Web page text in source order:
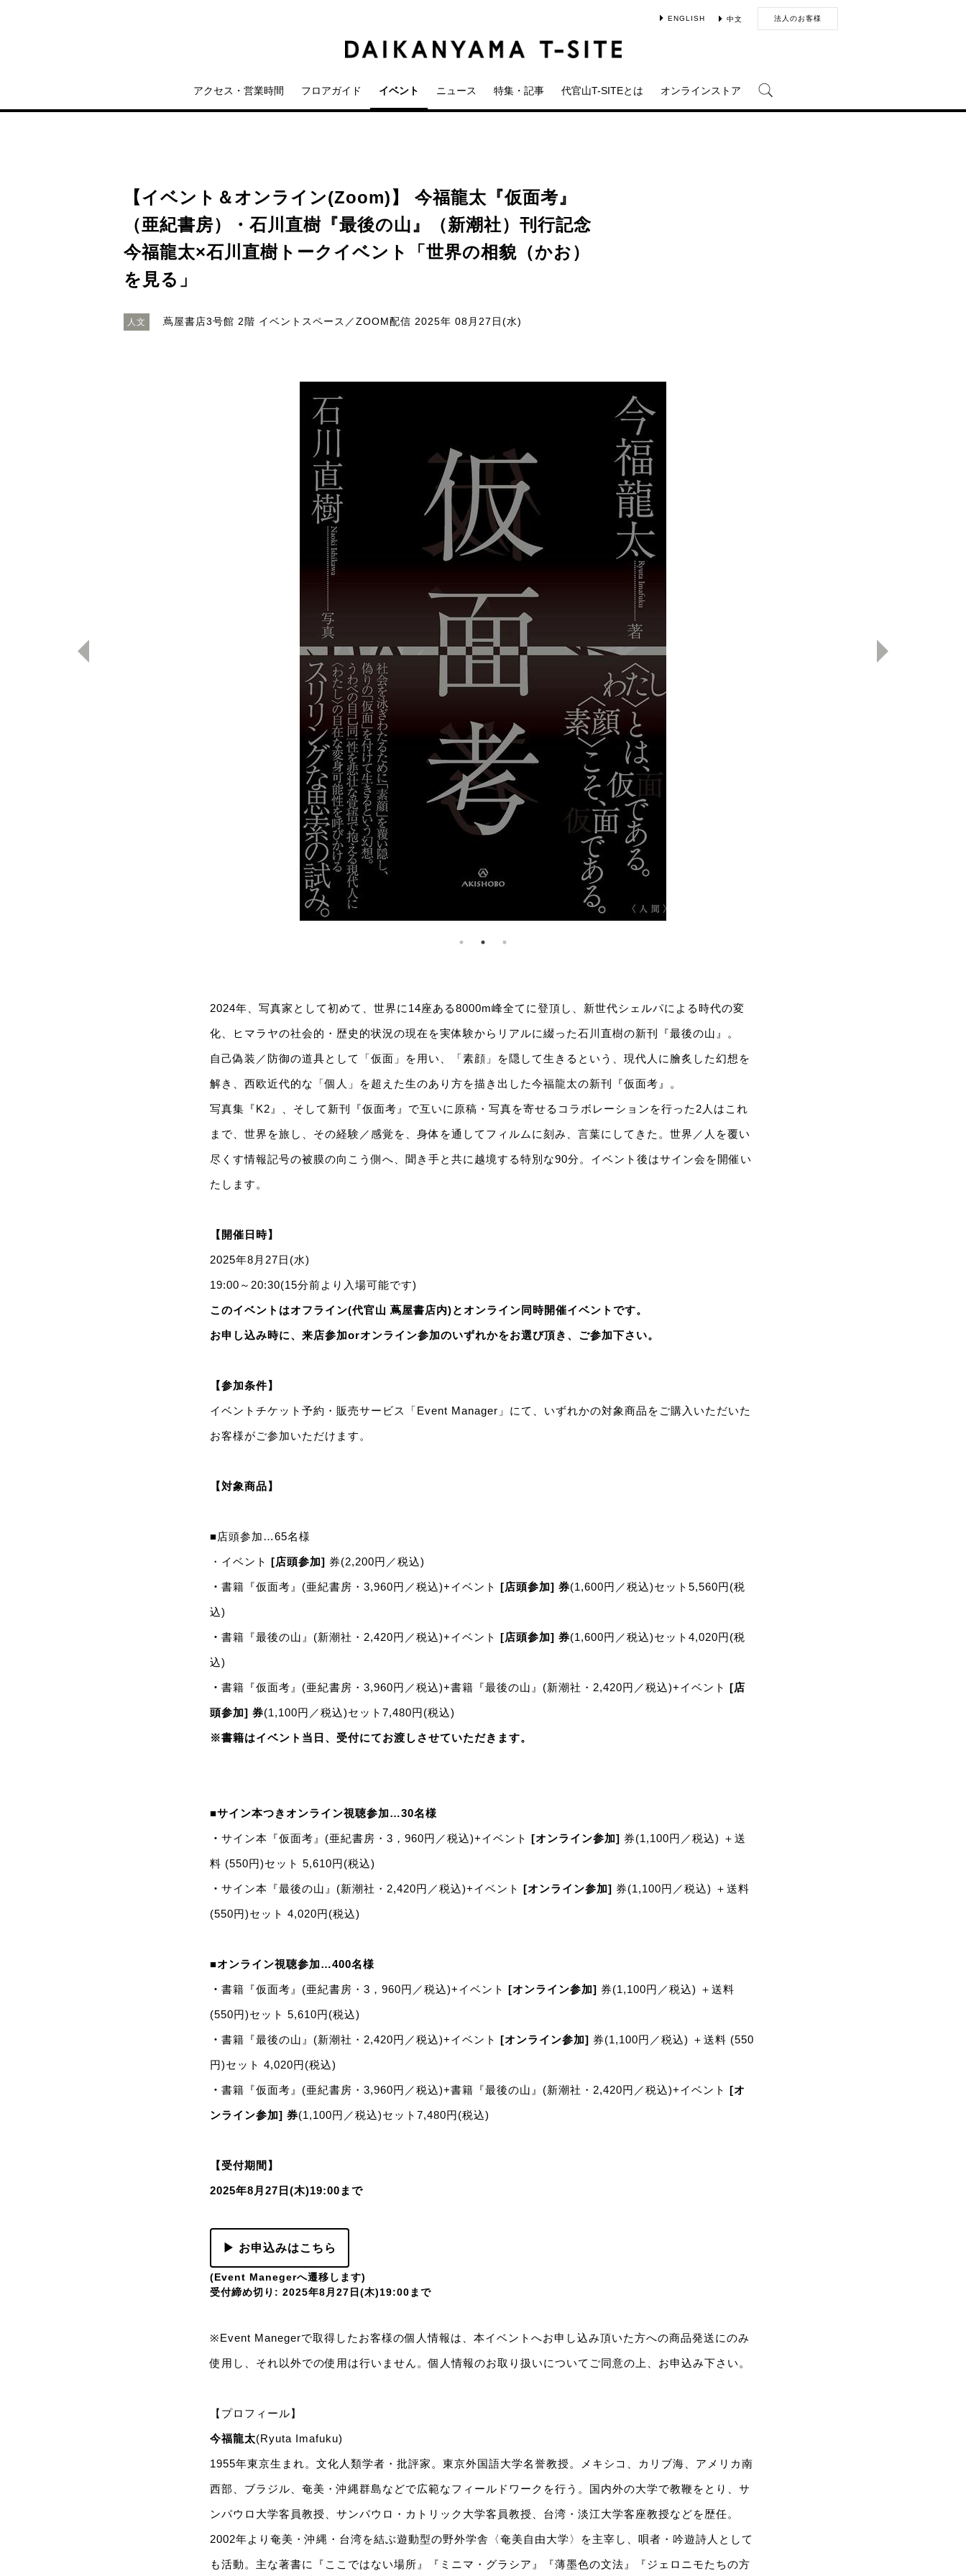
ENGLISH 中文 法人のお客様
アクセス・営業時間 フロアガイド イベント ニュース 特集・記事 代官山T-SITEとは オンラインストア
【イベント＆オンライン(Zoom)】 今福龍太『仮面考』
（亜紀書房）・石川直樹『最後の山』（新潮社）刊行記念
今福龍太×石川直樹トークイベント「世界の相貌（かお）
を見る」
人文 蔦屋書店3号館 2階 イベントスペース／ZOOM配信 2025年 08月27日(水)
2024年、写真家として初めて、世界に14座ある8000m峰全てに登頂し、新世代シェルパによる時代の変
化、ヒマラヤの社会的・歴史的状況の現在を実体験からリアルに綴った石川直樹の新刊『最後の山』。
自己偽装／防御の道具として「仮面」を用い、「素顔」を隠して生きるという、現代人に膾炙した幻想を
解き、西欧近代的な「個人」を超えた生のあり方を描き出した今福龍太の新刊『仮面考』。
写真集『K2』、そして新刊『仮面考』で互いに原稿・写真を寄せるコラボレーションを行った2人はこれ
まで、世界を旅し、その経験／感覚を、身体を通してフィルムに刻み、言葉にしてきた。世界／人を覆い
尽くす情報記号の被膜の向こう側へ、聞き手と共に越境する特別な90分。イベント後はサイン会を開催い
たします。
【開催日時】
2025年8月27日(水)
19:00～20:30(15分前より入場可能です)
このイベントはオフライン(代官山 蔦屋書店内)とオンライン同時開催イベントです。
お申し込み時に、来店参加orオンライン参加のいずれかをお選び頂き、ご参加下さい。
【参加条件】
イベントチケット予約・販売サービス「Event Manager」にて、いずれかの対象商品をご購入いただいた
お客様がご参加いただけます。
【対象商品】
■店頭参加…65名様
・イベント [店頭参加] 券(2,200円／税込)
・ 書籍『仮面考』(亜紀書房・3,960円／税込)+イベント [店頭参加] 券(1,600円／税込)セット5,560円(税
込)
・ 書籍『最後の山』(新潮社・2,420円／税込)+イベント [店頭参加] 券(1,600円／税込)セット4,020円(税
込)
・ 書籍『仮面考』(亜紀書房・3,960円／税込)+書籍『最後の山』(新潮社・2,420円／税込)+イベント [店
頭参加] 券(1,100円／税込)セット7,480円(税込)
※書籍はイベント当日、受付にてお渡しさせていただきます。
■サイン本つきオンライン視聴参加…30名様
・ サイン本『仮面考』(亜紀書房・3，960円／税込)+イベント [オンライン参加] 券(1,100円／税込) ＋送
料 (550円)セット 5,610円(税込)
・ サイン本『最後の山』(新潮社・2,420円／税込)+イベント [オンライン参加] 券(1,100円／税込) ＋送料
(550円)セット 4,020円(税込)
■オンライン視聴参加…400名様
・ 書籍『仮面考』(亜紀書房・3，960円／税込)+イベント [オンライン参加] 券(1,100円／税込) ＋送料
(550円)セット 5,610円(税込)
・ 書籍『最後の山』(新潮社・2,420円／税込)+イベント [オンライン参加] 券(1,100円／税込) ＋送料 (550
円)セット 4,020円(税込)
・ 書籍『仮面考』(亜紀書房・3,960円／税込)+書籍『最後の山』(新潮社・2,420円／税込)+イベント [オ
ンライン参加] 券(1,100円／税込)セット7,480円(税込)
【受付期間】
2025年8月27日(木)19:00まで
▶ お申込みはこちら
(Event Manegerへ遷移します)
受付締め切り: 2025年8月27日(木)19:00まで
※Event Manegerで取得したお客様の個人情報は、本イベントへお申し込み頂いた方への商品発送にのみ
使用し、それ以外での使用は行いません。個人情報のお取り扱いについてご同意の上、お申込み下さい。
【プロフィール】
今福龍太(Ryuta Imafuku)
1955年東京生まれ。文化人類学者・批評家。東京外国語大学名誉教授。メキシコ、カリブ海、アメリカ南
西部、ブラジル、奄美・沖縄群島などで広範なフィールドワークを行う。国内外の大学で教鞭をとり、サ
ンパウロ大学客員教授、サンパウロ・カトリック大学客員教授、台湾・淡江大学客座教授などを歴任。
2002年より奄美・沖縄・台湾を結ぶ遊動型の野外学舎〈奄美自由大学〉を主宰し、唄者・吟遊詩人として
も活動。主な著書に『ここではない場所』『ミニマ・グラシア』『薄墨色の文法』『ジェロニモたちの方